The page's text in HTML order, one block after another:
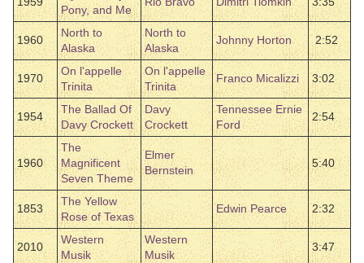
Pony, and Me
1960
North to
Alaska
North to
Alaska
Johnny Horton 2:52
1970
On l'appelle
Trinita
On l'appelle
Trinita
Franco Micalizzi 3:02
1954
The Ballad Of
Davy Crockett
Davy
Crockett
Tennessee Ernie
Ford
2:54
1960
The
Magnificent
Seven Theme
Elmer
Bernstein
5:40
1853
The Yellow
Rose of Texas
Edwin Pearce 2:32
2010
Western
Musik
Western
Musik
3:47